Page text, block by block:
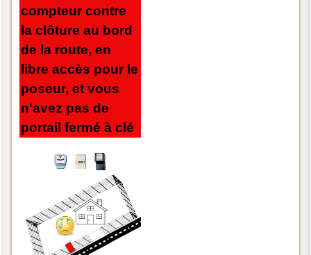
compteur contre
la clôture au bord
de la route, en
libre accès pour le
poseur, et vous
n'avez pas de
portail fermé à clé